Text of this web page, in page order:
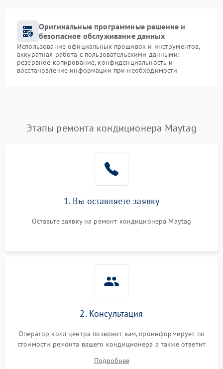
Оригинальные программные решение и
безопасное обслуживание данных
Использование официальных прошивок и инструментов,
аккуратная работа с пользовательскими данными:
резервное копирование, конфиденциальность и
восстановление информации при необходимости
Этапы ремонта кондиционера Maytag
1. Вы оставляете заявку
Оставьте заявку на ремонт кондиционера Maytag
2. Консультация
Оператор колл центра позвонит вам, проинформирует по
стоимости ремонта вашего кондиционера а также ответит
Подробнее